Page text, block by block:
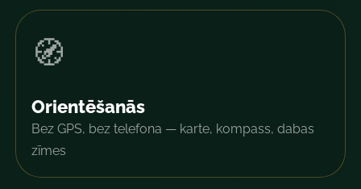
🧭
Orientēšanās
Bez GPS, bez telefona — karte, kompass, dabas
zīmes